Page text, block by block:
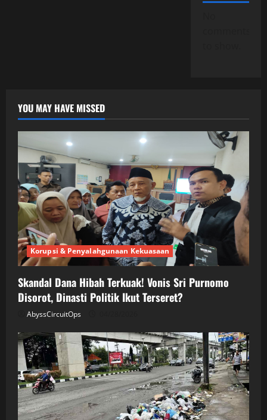
YOU MAY HAVE MISSED
Korupsi & Penyalahgunaan Kekuasaan
Skandal Dana Hibah Terkuak! Vonis Sri Purnomo
Disorot, Dinasti Politik Ikut Terseret?
AbyssCircuitOps